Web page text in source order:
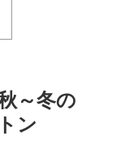
～冬の
ン